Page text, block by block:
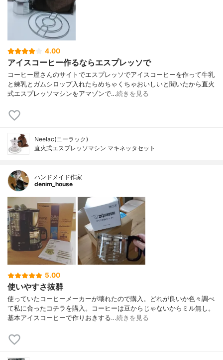
4.00
アイスコーヒー作るならエスプレッソで
コーヒー屋さんのサイトでエスプレッソでアイスコーヒーを作って牛乳
と練乳とガムシロップ入れたらめちゃくちゃおいしいと聞いたから直火
式エスプレッソマシンをアマゾンで…続きを見る
Neelac(ニーラック)
直火式エスプレッソマシン マキネッタセット
ハンドメイド作家
denim_house
5.00
使いやすさ抜群
使っていたコーヒーメーカーが壊れたので購入。どれが良いか色々調べ
て私に合ったコチラを購入。コーヒーは豆からじゃないからミル無し。
基本アイスコーヒーで作りおきする…続きを見る